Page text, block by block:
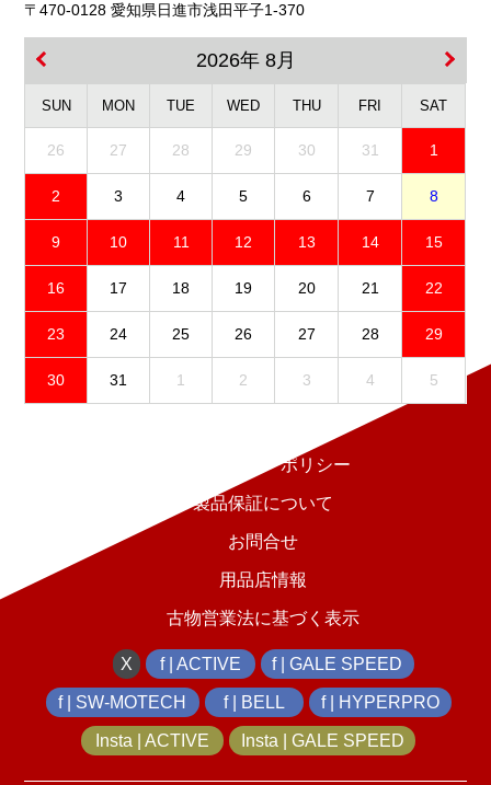
〒470-0128 愛知県日進市浅田平子1-370
2026年 8月
SUN MON TUE WED THU FRI SAT
26 27 28 29 30 31 1
2 3 4 5 6 7 8
9 10 11 12 13 14 15
16 17 18 19 20 21 22
23 24 25 26 27 28 29
30 31 1 2 3 4 5
プライバシーポリシー
製品保証について
お問合せ
用品店情報
古物営業法に基づく表示
X f | ACTIVE f | GALE SPEED
f | SW-MOTECH f | BELL f | HYPERPRO
Insta | ACTIVE Insta | GALE SPEED